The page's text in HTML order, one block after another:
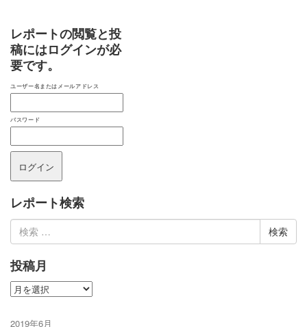
レポートの閲覧と投
稿にはログインが必
要です。
ユーザー名またはメールアドレス
パスワード
レポート検索
索:
投稿月
投
月
2019年6月